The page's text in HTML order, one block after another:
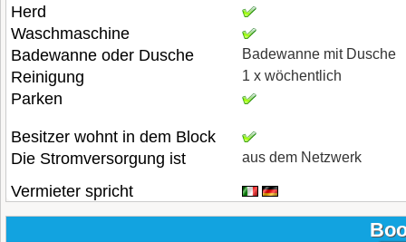
Herd
Waschmaschine
Badewanne oder Dusche
Badewanne mit Dusche
Reinigung 1 x wöchentlich
Parken
Besitzer wohnt in dem Block
Die Stromversorgung ist
aus dem Netzwerk
Vermieter spricht